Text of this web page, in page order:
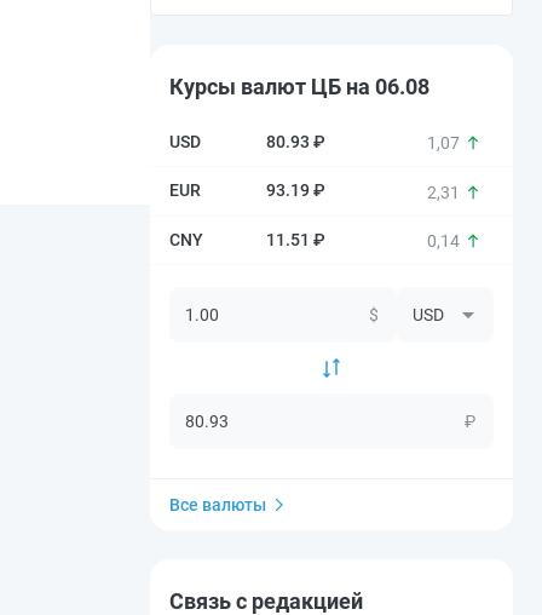
Курсы валют ЦБ на 06.08
80.93 ₽ 1,07
93.19 ₽ 2,31
11.51 ₽ 0,14
$
₽
Все валюты
Связь с редакцией